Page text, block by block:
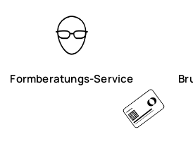
Formberatungs-Service